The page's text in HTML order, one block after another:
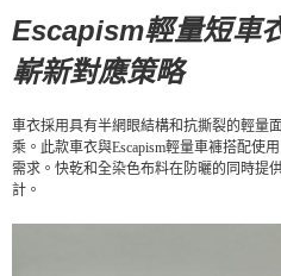
Escapism輕量短車
嶄新對應策略
車衣採用具有半網眼結構和抗撕裂的輕量
乘。此款車衣與Escapism輕量車褲搭配使
需求。快乾和全染色布料在防曬的同時提
計。